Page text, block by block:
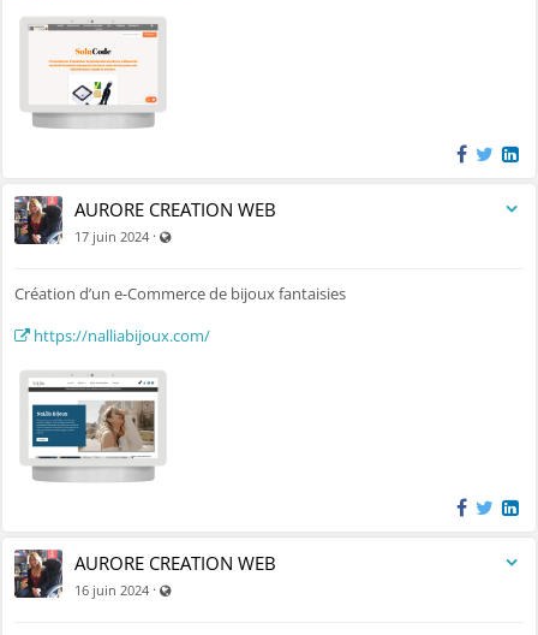
AURORE CREATION WEB
17 juin 2024 ·
Création d’un e-Commerce de bijoux fantaisies
https://nalliabijoux.com/
AURORE CREATION WEB
16 juin 2024 ·